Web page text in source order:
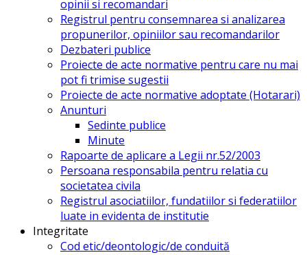
opinii si recomandari
Registrul pentru consemnarea si analizarea
propunerilor, opiniilor sau recomandarilor
Dezbateri publice
Proiecte de acte normative pentru care nu mai
pot fi trimise sugestii
Proiecte de acte normative adoptate (Hotarari)
Anunturi
Sedinte publice
Minute
Rapoarte de aplicare a Legii nr.52/2003
Persoana responsabila pentru relatia cu
societatea civila
Registrul asociatiilor, fundatiilor si federatiilor
luate in evidenta de institutie
Integritate
Cod etic/deontologic/de conduită